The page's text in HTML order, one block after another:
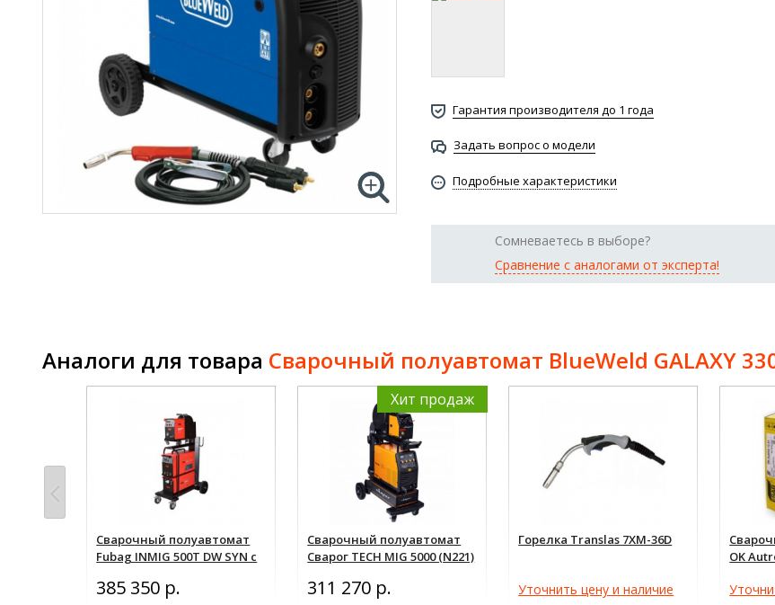
Гарантия производителя до 1 года
Задать вопрос о модели
Подробные характеристики
Сомневаетесь в выборе?
Сравнение с аналогами от эксперта!
Аналоги для товара Сварочный полуавтомат BlueWeld GALAXY
Сварочный полуавтомат
Fubag INMIG 500T DW SYN с
SYN, шланг-пакетом 5м,
385 350 р.
Хит продаж
Сварочный полуавтомат
Сварог TECH MIG 5000 (N221)
311 270 р.
Горелка Translas 7XM-36D
Уточнить цену и наличие
OK